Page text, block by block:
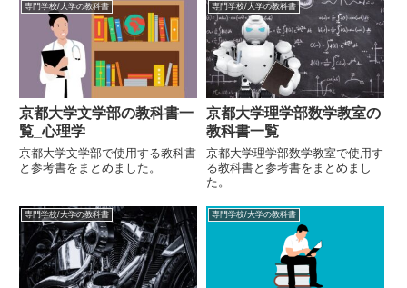
専門学校/大学の教科書
京都大学文学部の教科書一
覧_心理学
京都大学文学部で使用する教科書
と参考書をまとめました。
専門学校/大学の教科書
京都大学理学部数学教室の
教科書一覧
京都大学理学部数学教室で使用す
る教科書と参考書をまとめまし
た。
専門学校/大学の教科書 専門学校/大学の教科書